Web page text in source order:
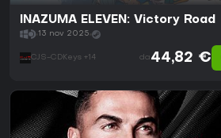
INAZUMA ELEVEN: Victory Road
13 nov 2025
CJS-CDKeys +14 da 44,82 €